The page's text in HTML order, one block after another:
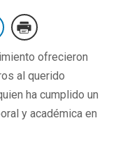
ofrecieron
al querido
ha cumplido un
y académica en